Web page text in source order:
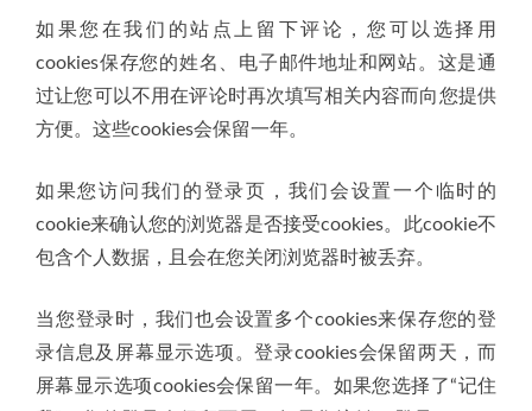
如果您在我们的站点上留下评论，您可以选择用
cookies保存您的姓名、电子邮件地址和网站。这是通
过让您可以不用在评论时再次填写相关内容而向您提供
方便。这些cookies会保留一年。
如果您访问我们的登录页，我们会设置一个临时的
cookie来确认您的浏览器是否接受cookies。此cookie不
包含个人数据，且会在您关闭浏览器时被丢弃。
当您登录时，我们也会设置多个cookies来保存您的登
录信息及屏幕显示选项。登录cookies会保留两天，而
屏幕显示选项cookies会保留一年。如果您选择了“记住